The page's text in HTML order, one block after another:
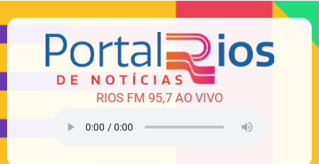
RIOS FM 95,7 AO VIVO